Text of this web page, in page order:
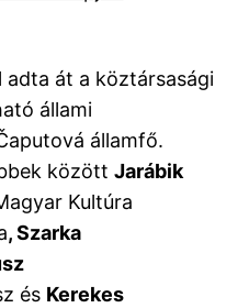
adta át a köztársasági
állami
államfő.
közöttJarábik
Kultúra
, Szarka
és Kerekes